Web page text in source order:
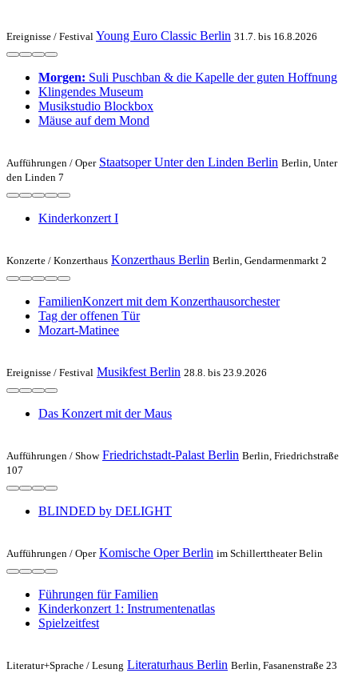
Ereignisse / Festival Young Euro Classic Berlin 31.7. bis 16.8.2026
Morgen: Suli Pusch­ban & die Ka­pelle der gu­ten Hoff­nung
Klingendes Museum
Musikstudio Blockbox
Mäuse auf dem Mond
Aufführungen / Oper Staatsoper Unter den Linden Berlin Berlin, Unter
den Linden 7
Kinderkonzert I
Konzerte / Konzerthaus Konzerthaus Berlin Berlin, Gendarmenmarkt 2
FamilienKonzert mit dem Konzerthausorchester
Tag der offenen Tür
Mozart-Matinee
Ereignisse / Festival Musikfest Berlin 28.8. bis 23.9.2026
Das Konzert mit der Maus
Aufführungen / Show Friedrichstadt-Palast Berlin Berlin, Friedrichstraße
107
BLINDED by DELIGHT
Aufführungen / Oper Komische Oper Berlin im Schillerttheater Belin
Führungen für Familien
Kinderkonzert 1: Instru­men­ten­atlas
Spielzeit­fest
Literatur+Sprache / Lesung Literaturhaus Berlin Berlin, Fasanenstraße 23